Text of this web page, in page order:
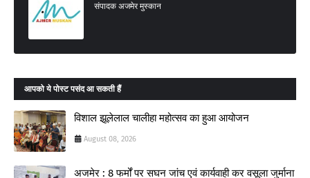
संपादक अजमेर मुस्कान
आपको ये पोस्ट पसंद आ सकती हैं
विशाल झूलेलाल चालीहा महोत्सव का हुआ आयोजन
August 08, 2026
अजमेर : 8 फर्मों पर सघन जांच एवं कार्यवाही कर वसूला जुर्माना